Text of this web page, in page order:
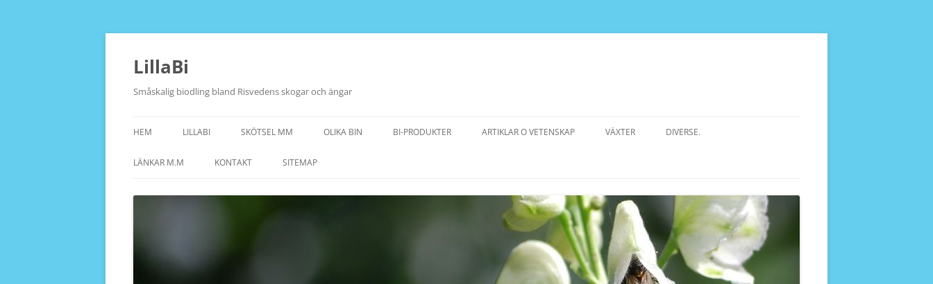
Hoppa
innehåll
LillaBi
Småskalig biodling bland Risvedens skogar och ängar
HEM LILLABI SKÖTSEL MM OLIKA BIN BI-PRODUKTER ARTIKLAR O VETENSKAP VÄXTER DIVERSE.
LÄNKAR M.M KONTAKT SITEMAP